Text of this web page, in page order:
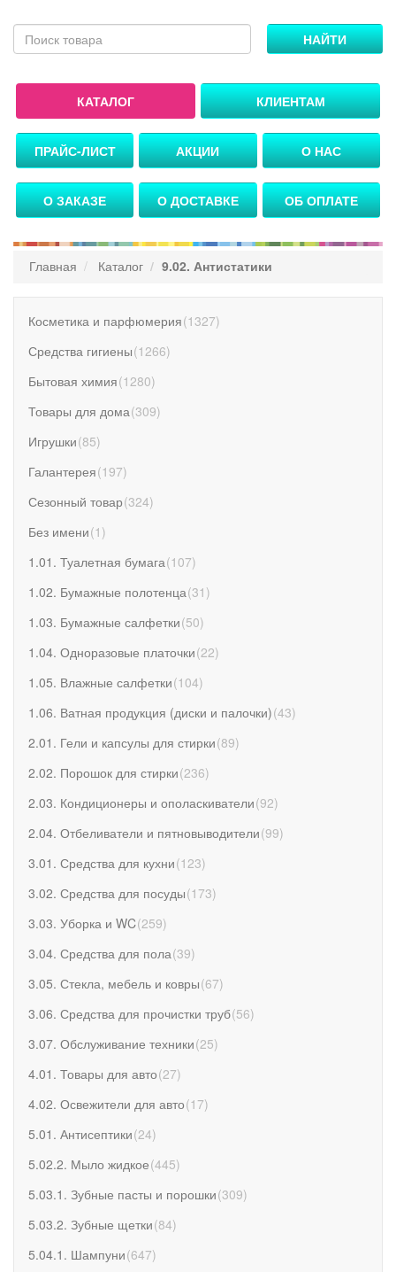
НАЙТИ
КАТАЛОГ КЛИЕНТАМ
ПРАЙС-ЛИСТ АКЦИИ О НАС
О ЗАКАЗЕ О ДОСТАВКЕ ОБ ОПЛАТЕ
Главная Каталог 9.02. Антистатики
Косметика и парфюмерия(1327)
Средства гигиены(1266)
Бытовая химия(1280)
Товары для дома(309)
Игрушки(85)
Галантерея(197)
Сезонный товар(324)
Без имени(1 )
1.01. Туалетная бумага(107)
1.02. Бумажные полотенца(31 )
1.03. Бумажные салфетки(50)
1.04. Одноразовые платочки(22)
1.05. Влажные салфетки(104)
1.06. Ватная продукция (диски и палочки)(43)
2.01. Гели и капсулы для стирки(89)
2.02. Порошок для стирки(236)
2.03. Кондиционеры и ополаскиватели(92)
2.04. Отбеливатели и пятновыводители(99)
3.01. Средства для кухни(123)
3.02. Средства для посуды(173)
3.03. Уборка и WC(259)
3.04. Средства для пола(39)
3.05. Стекла, мебель и ковры(67)
3.06. Средства для прочистки труб(56)
3.07. Обслуживание техники(25)
4.01. Товары для авто(27)
4.02. Освежители для авто(17)
5.01. Антисептики(24)
5.02.2. Мыло жидкое(445)
5.03.1. Зубные пасты и порошки(309)
5.03.2. Зубные щетки(84)
5.04.1. Шампуни(647)